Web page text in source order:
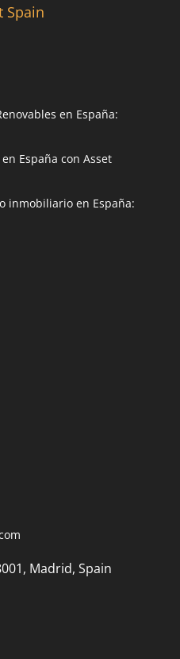
Spain
en España:
España con Asset
inmobiliario en España:
Madrid, Spain